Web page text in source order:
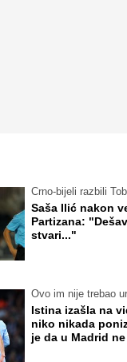
Crno-bijeli razbili
Saša Ilić nakon
Partizana:
stvari..."
Ovo im nije trebao
Istina izašla na
niko nikada
je da u Madrid